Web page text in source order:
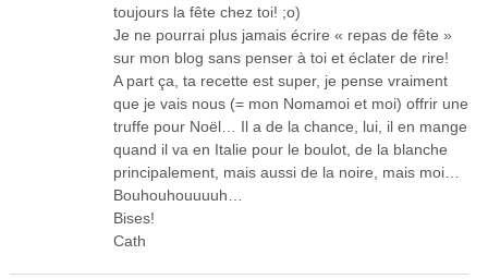
toujours la fête chez toi! ;o)
Je ne pourrai plus jamais écrire « repas de fête »
sur mon blog sans penser à toi et éclater de rire!
A part ça, ta recette est super, je pense vraiment
que je vais nous (= mon Nomamoi et moi) offrir une
truffe pour Noël… Il a de la chance, lui, il en mange
quand il va en Italie pour le boulot, de la blanche
principalement, mais aussi de la noire, mais moi…
Bouhouhouuuuh…
Bises!
Cath